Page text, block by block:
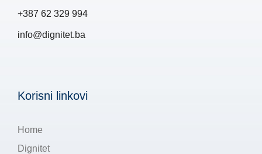
+387 62 329 994
info@dignitet.ba
Korisni linkovi
Home
Dignitet